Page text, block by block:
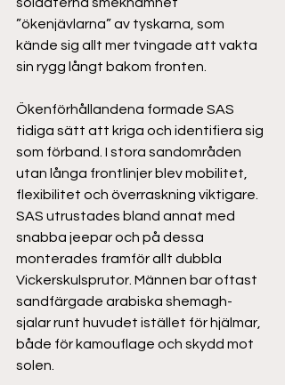
”ökenjävlarna” av tyskarna, som
kände sig allt mer tvingade att vakta
sin rygg långt bakom fronten.
Ökenförhållandena formade SAS
tidiga sätt att kriga och identifiera sig
som förband. I stora sandområden
utan långa frontlinjer blev mobilitet,
flexibilitet och överraskning viktigare.
SAS utrustades bland annat med
snabba jeepar och på dessa
monterades framför allt dubbla
Vickerskulsprutor. Männen bar oftast
sandfärgade arabiska shemagh-
sjalar runt huvudet istället för hjälmar,
både för kamouflage och skydd mot
solen.